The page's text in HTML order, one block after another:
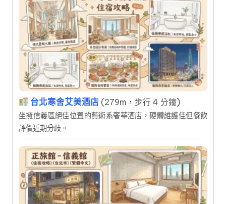
台北寒舍艾美酒店 (279m，步行 4 分鐘)
坐擁信義區絕佳位置的藝術系奢華酒店，硬體維護佳但餐飲
評價近期分歧。